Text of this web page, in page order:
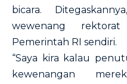
bicara.
wewenang
Pemerintah RI sendiri.
“Saya kira kalau
kewenangan